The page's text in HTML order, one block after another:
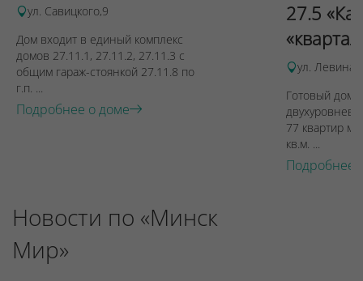
ул. Савицкого,9
Дом входит в единый комплекс
домов 27.11.1, 27.11.2, 27.11.3 с
общим гараж-стоянкой 27.11.8 по
г.п. ...
Подробнее о доме
27.5
ул. Левина,
Готовый дом
77 квартир
кв.м. ...
Подробнее
Новости по «Минск
Мир»